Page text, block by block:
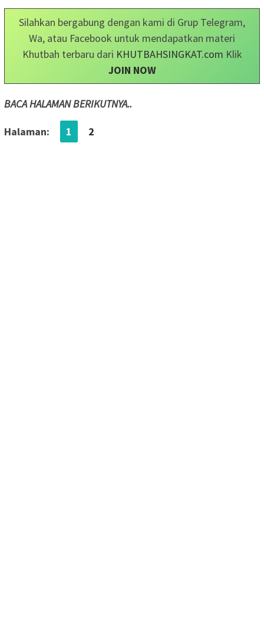
Silahkan bergabung dengan kami di Grup Telegram,
Wa, atau Facebook untuk mendapatkan materi
Khutbah terbaru dari KHUTBAHSINGKAT.com Klik
JOIN NOW
BACA HALAMAN BERIKUTNYA..
Halaman: 1 2